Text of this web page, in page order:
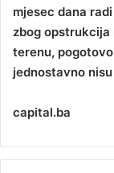
mjesec dana
zbog opstrukcija
terenu,
jednostavno
capital.ba